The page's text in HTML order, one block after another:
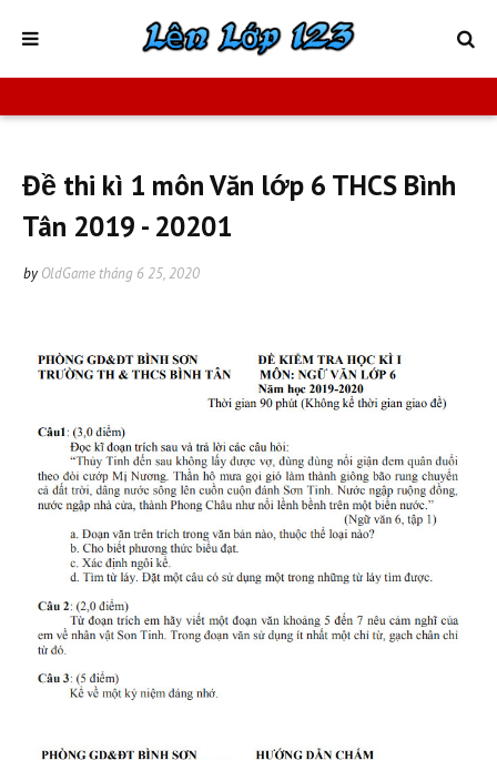
Đề thi kì 1 môn Văn lớp 6 THCS Bình
Tân 2019 - 20201
by OldGame tháng 6 25, 2020